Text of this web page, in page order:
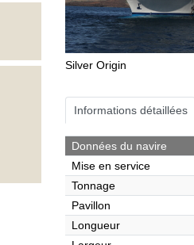
Silver Origin
Informations détaillées
Données du navire
Mise en service
Tonnage
Pavillon
Longueur